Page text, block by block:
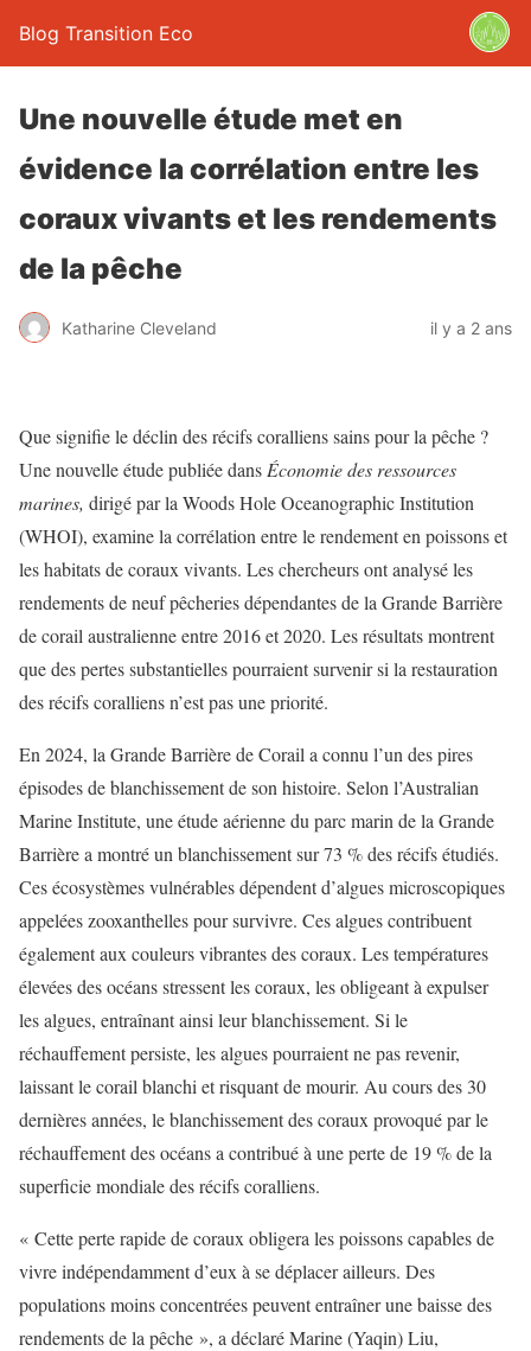
Blog Transition Eco
Une nouvelle étude met en
évidence la corrélation entre les
coraux vivants et les rendements
de la pêche
Katharine Cleveland il y a 2 ans
Que signifie le déclin des récifs coralliens sains pour la pêche ?
Une nouvelle étude publiée dans Économie des ressources
marines, dirigé par la Woods Hole Oceanographic Institution
(WHOI), examine la corrélation entre le rendement en poissons et
les habitats de coraux vivants. Les chercheurs ont analysé les
rendements de neuf pêcheries dépendantes de la Grande Barrière
de corail australienne entre 2016 et 2020. Les résultats montrent
que des pertes substantielles pourraient survenir si la restauration
des récifs coralliens n’est pas une priorité.
En 2024, la Grande Barrière de Corail a connu l’un des pires
épisodes de blanchissement de son histoire. Selon l’Australian
Marine Institute, une étude aérienne du parc marin de la Grande
Barrière a montré un blanchissement sur 73 % des récifs étudiés.
Ces écosystèmes vulnérables dépendent d’algues microscopiques
appelées zooxanthelles pour survivre. Ces algues contribuent
également aux couleurs vibrantes des coraux. Les températures
élevées des océans stressent les coraux, les obligeant à expulser
les algues, entraînant ainsi leur blanchissement. Si le
réchauffement persiste, les algues pourraient ne pas revenir,
laissant le corail blanchi et risquant de mourir. Au cours des 30
dernières années, le blanchissement des coraux provoqué par le
réchauffement des océans a contribué à une perte de 19 % de la
superficie mondiale des récifs coralliens.
« Cette perte rapide de coraux obligera les poissons capables de
vivre indépendamment d’eux à se déplacer ailleurs. Des
populations moins concentrées peuvent entraîner une baisse des
rendements de la pêche », a déclaré Marine (Yaqin) Liu,